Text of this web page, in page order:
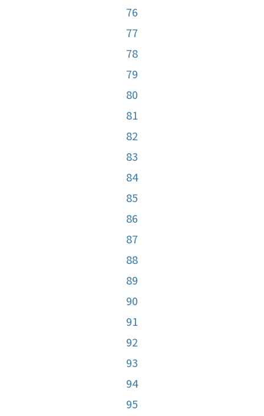
76
77
78
79
80
81
82
83
84
85
86
87
88
89
90
91
92
93
94
95